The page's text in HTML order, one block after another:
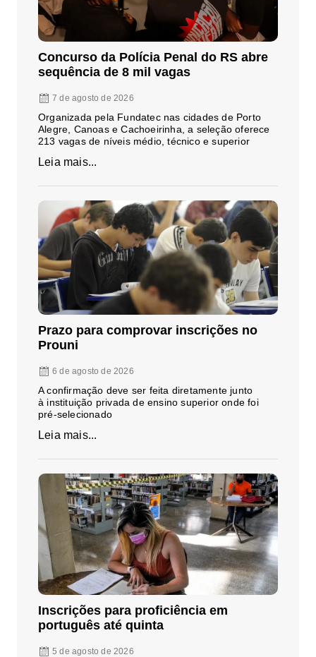
Concurso da Polícia Penal do RS abre
sequência de 8 mil vagas
7 de agosto de 2026
Organizada pela Fundatec nas cidades de Porto
Alegre, Canoas e Cachoeirinha, a seleção oferece
213 vagas de níveis médio, técnico e superior
Leia mais...
Prazo para comprovar inscrições no
Prouni
6 de agosto de 2026
A confirmação deve ser feita diretamente junto
à instituição privada de ensino superior onde foi
pré-selecionado
Leia mais...
Inscrições para proficiência em
português até quinta
5 de agosto de 2026